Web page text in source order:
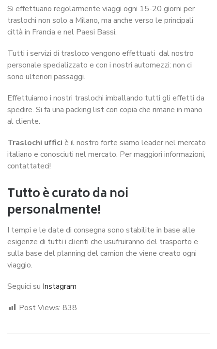
Si effettuano regolarmente viaggi ogni 15-20 giorni per
traslochi non solo a Milano, ma anche verso le principali
città in Francia e nel Paesi Bassi.
Tutti i servizi di trasloco vengono effettuati dal nostro
personale specializzato e con i nostri automezzi: non ci
sono ulteriori passaggi.
Effettuiamo i nostri traslochi imballando tutti gli effetti da
spedire. Si fa una packing list con copia che rimane in mano
al cliente.
Traslochi uffici è il nostro forte siamo leader nel mercato
italiano e conosciuti nel mercato. Per maggiori informazioni,
contattateci!
Tutto è curato da noi
personalmente!
I tempi e le date di consegna sono stabilite in base alle
esigenze di tutti i clienti che usufruiranno del trasporto e
sulla base del planning del camion che viene creato ogni
viaggio.
Seguici su Instagram
Post Views: 838